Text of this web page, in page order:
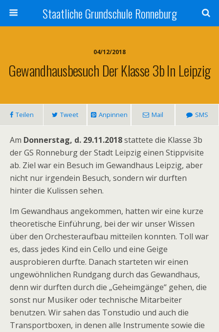
Staatliche Grundschule Ronneburg
04/12/2018
Gewandhausbesuch Der Klasse 3b In Leipzig
Teilen Tweet Anpinnen Mail SMS
Am Donnerstag, d. 29.11.2018stattete die Klasse 3b
der GS Ronneburg der Stadt Leipzig einen Stippvisite
ab. Ziel war ein Besuch im Gewandhaus Leipzig, aber
nicht nur irgendein Besuch, sondern wir durften
hinter die Kulissen sehen.
Im Gewandhaus angekommen, hatten wir eine kurze
theoretische Einführung, bei der wir unser Wissen
über den Orchesteraufbau mitteilen konnten. Toll war
es, dass jedes Kind ein Cello und eine Geige
ausprobieren durfte. Danach starteten wir einen
ungewöhnlichen Rundgang durch das Gewandhaus,
denn wir durften durch die „Geheimgänge“ gehen, die
sonst nur Musiker oder technische Mitarbeiter
benutzen. Wir sahen das Tonstudio und auch die
Transportboxen, in denen alle Instrumente sowie die